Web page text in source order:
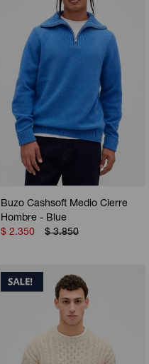
Buzo Cashsoft Medio Cierre
Hombre - Blue
$ 2.350 $ 3.850